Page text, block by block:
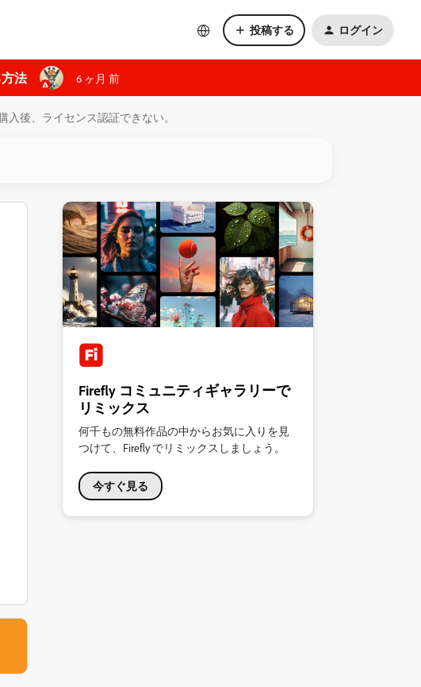
投稿する ログイン
法 6 ヶ月 前
後、ライセンス認証できない。
Firefly コミュニティギャラリーで
リミックス
何千もの無料作品の中からお気に入りを見
つけて、Firefly でリミックスしましょう。
今すぐ見る